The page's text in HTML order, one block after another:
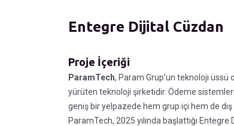
Entegre Dijital Cüzdan
Proje İçeriği
ParamTech, Param Grup’un teknoloji
yürüten teknoloji şirketidir. Ödeme
geniş bir yelpazede hem grup içi hem de
ParamTech, 2025 yılında başlattığı